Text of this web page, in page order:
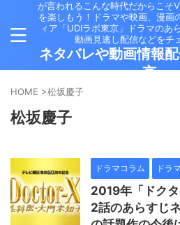
が言われるこんな時代だからこそ
を楽しもう！ドラマや映画、漫画
ィア「UDIラボ東京」ドラマのあ
動画見逃し配信などをチ
ネタバレや動画情報
京」
HOME >松坂慶子
松坂慶子
ドラマコラム ドラ
2019年「ドク
2話のあらすじ